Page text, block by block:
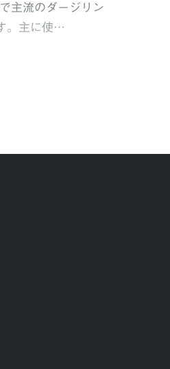
主流のダージリン
。主に使…